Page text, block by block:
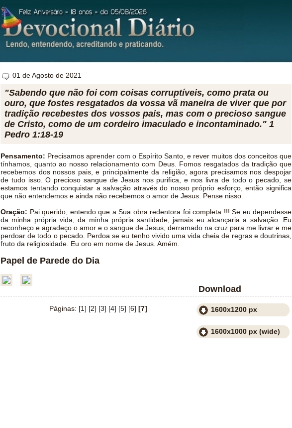
01 de Agosto de 2021
"Sabendo que não foi com coisas corruptíveis, como prata ou
ouro, que fostes resgatados da vossa vã maneira de viver que por
tradição recebestes dos vossos pais, mas com o precioso sangue
de Cristo, como de um cordeiro imaculado e incontaminado." 1
Pedro 1:18-19
Pensamento: Precisamos aprender com o Espírito Santo, e rever muitos dos conceitos que
tínhamos, quanto ao nosso relacionamento com Deus. Fomos resgatados da tradição que
recebemos dos nossos pais, e principalmente da religião, agora precisamos nos despojar
de tudo isso. O precioso sangue de Jesus nos purifica, e nos livra de todo o pecado, se
estamos tentando conquistar a salvação através do nosso próprio esforço, então significa
que não entendemos e ainda não recebemos o amor de Jesus. Pense nisso.
Oração: Pai querido, entendo que a Sua obra redentora foi completa !!! Se eu dependesse
da minha própria vida, da minha própria santidade, jamais eu alcançaria a salvação. Eu
reconheço e agradeço o amor e o sangue de Jesus, derramado na cruz para me livrar e me
perdoar de todo o pecado. Perdoa se eu tenho vivido uma vida cheia de regras e doutrinas,
fruto da religiosidade. Eu oro em nome de Jesus. Amém.
Papel de Parede do Dia
Download
1600x1200 px
1600x1000 px (wide)
Páginas: [1] [2] [3] [4] [5] [6] [7]